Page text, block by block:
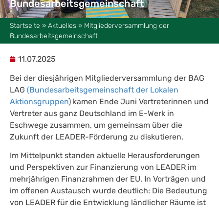
Bundesarbeitsgemeinschaft
Startseite » Aktuelles » Mitgliederversammlung der
Bundesarbeitsgemeinschaft
11.07.2025
Bei der diesjährigen Mitgliederversammlung der BAG
LAG (Bundesarbeitsgemeinschaft der Lokalen
Aktionsgruppen) kamen Ende Juni Vertreterinnen und
Vertreter aus ganz Deutschland im E-Werk in
Eschwege zusammen, um gemeinsam über die
Zukunft der LEADER-Förderung zu diskutieren.
Im Mittelpunkt standen aktuelle Herausforderungen
und Perspektiven zur Finanzierung von LEADER im
mehrjährigen Finanzrahmen der EU. In Vorträgen und
im offenen Austausch wurde deutlich: Die Bedeutung
von LEADER für die Entwicklung ländlicher Räume ist